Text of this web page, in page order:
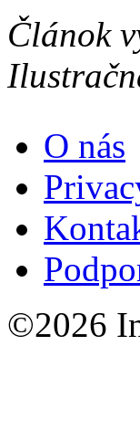
Článok
O nás
©2026